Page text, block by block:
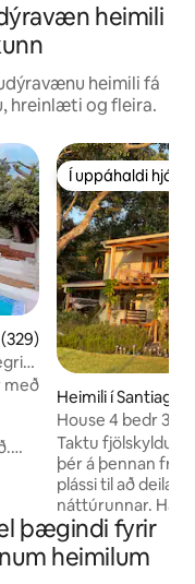
heimili
heimili fá
hreinlæti og fleira.
5 í meðaleinkunn, 329
með
í
Í uppáhaldi hjá
Í uppáhaldi hjá
Heimili í Santiago
House 4 bedr 3
Taktu
þér á þennan
plássi til að deila,
náttúrunnar.
og stærsta húsið í
Santiago. Í
svalir með frábæru
þægindi fyrir
heimilum